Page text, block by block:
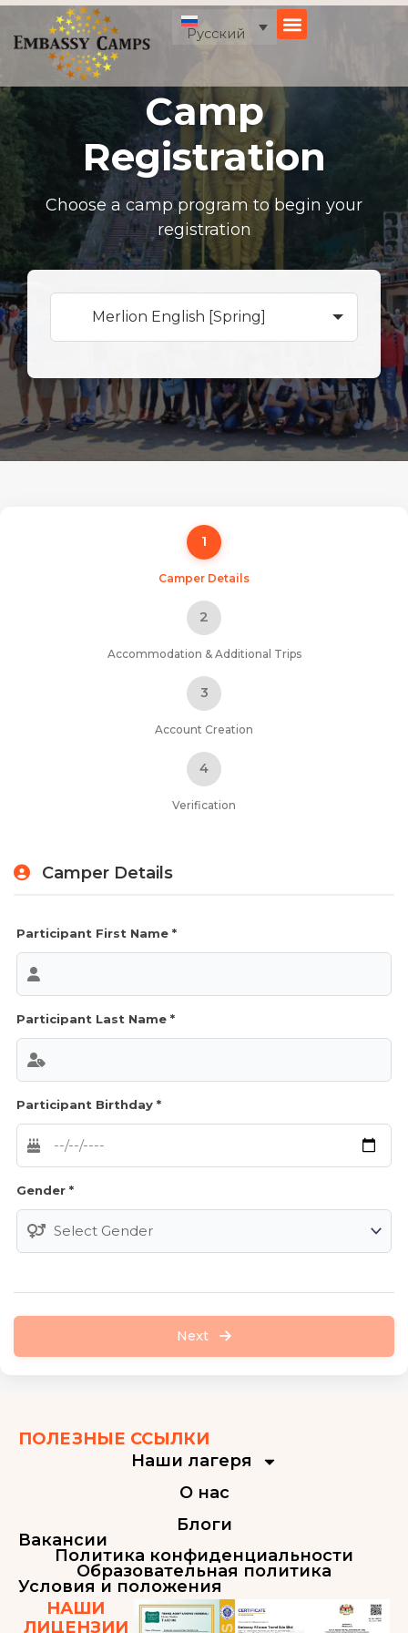
Перейти
содержимому
Русский
Camp
Registration
Choose a camp program to begin your
registration
1
Camper Details
2
Accommodation & Additional Trips
3
Account Creation
4
Verification
Camper Details
Participant First Name *
Participant Last Name *
Participant Birthday *
Gender *
Next
ПОЛЕЗНЫЕ ССЫЛКИ
Наши лагеря
О нас
Блоги
Вакансии
Политика конфиденциальности
Образовательная политика
Условия и положения
НАШИ
ЛИЦЕНЗИИ